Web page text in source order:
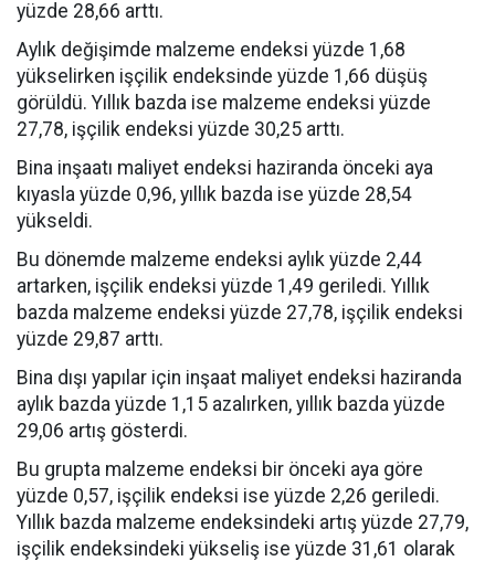
yüzde 28,66 arttı.
Aylık değişimde malzeme endeksi yüzde 1,68
yükselirken işçilik endeksinde yüzde 1,66 düşüş
görüldü. Yıllık bazda ise malzeme endeksi yüzde
27,78, işçilik endeksi yüzde 30,25 arttı.
Bina inşaatı maliyet endeksi haziranda önceki aya
kıyasla yüzde 0,96, yıllık bazda ise yüzde 28,54
yükseldi.
Bu dönemde malzeme endeksi aylık yüzde 2,44
artarken, işçilik endeksi yüzde 1,49 geriledi. Yıllık
bazda malzeme endeksi yüzde 27,78, işçilik endeksi
yüzde 29,87 arttı.
Bina dışı yapılar için inşaat maliyet endeksi haziranda
aylık bazda yüzde 1,15 azalırken, yıllık bazda yüzde
29,06 artış gösterdi.
Bu grupta malzeme endeksi bir önceki aya göre
yüzde 0,57, işçilik endeksi ise yüzde 2,26 geriledi.
Yıllık bazda malzeme endeksindeki artış yüzde 27,79,
işçilik endeksindeki yükseliş ise yüzde 31,61 olarak